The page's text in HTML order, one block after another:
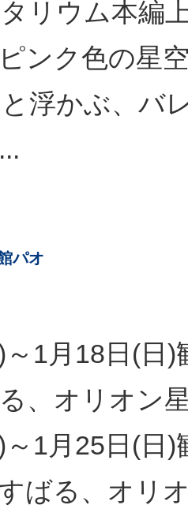
リウム本編
ンク色の星
浮かぶ、バ
パオ
1月18日(日)
、オリオン
1月25日(日)
ばる、オリ